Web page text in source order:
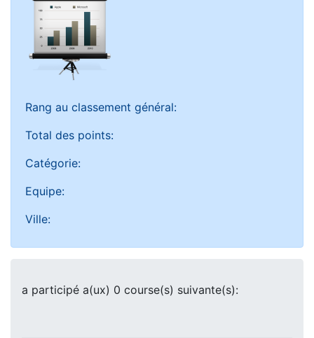
Rang au classement général:
Total des points:
Catégorie:
Equipe:
Ville:
a participé a(ux) 0 course(s) suivante(s):